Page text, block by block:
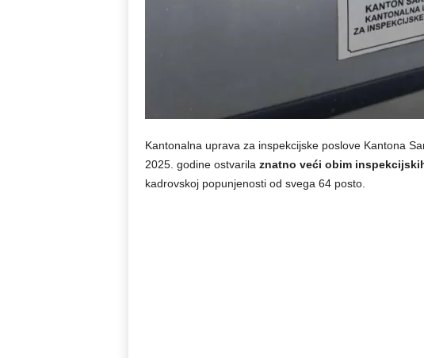
Kantonalna uprava za inspekcijske poslove Kantona
2025. godine ostvarila znatno veći obim
kadrovskoj popunjenosti od svega 64 posto.